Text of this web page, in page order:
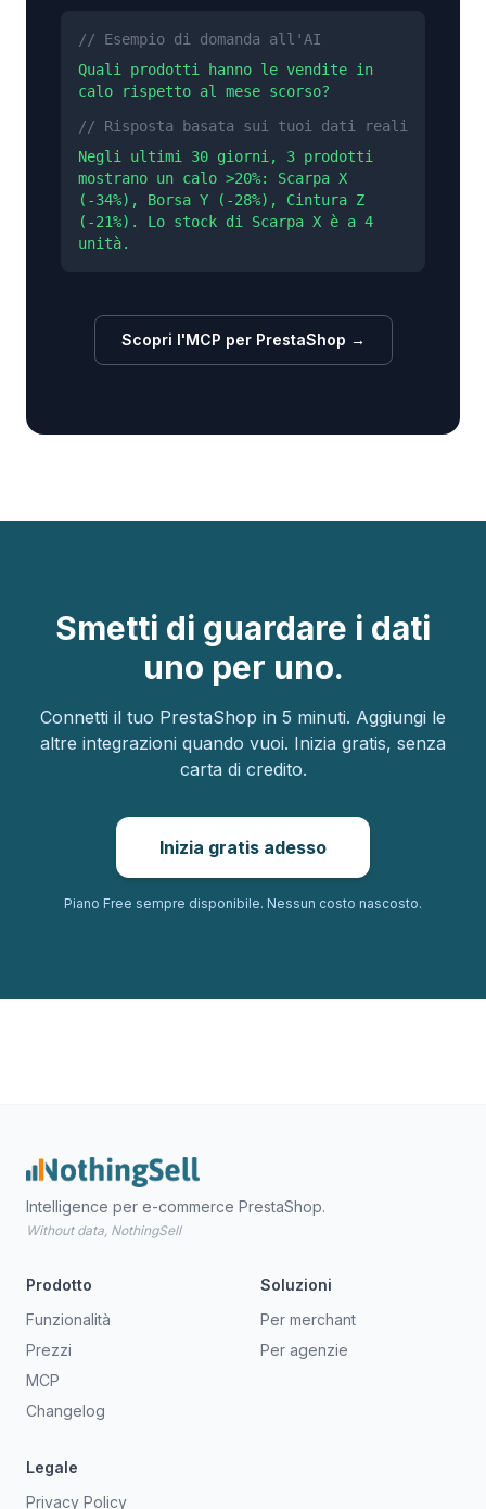
// Esempio di domanda all'AI
Quali prodotti hanno le vendite in
calo rispetto al mese scorso?
// Risposta basata sui tuoi dati reali
Negli ultimi 30 giorni, 3 prodotti
mostrano un calo >20%: Scarpa X
(-34%), Borsa Y (-28%), Cintura Z
(-21%). Lo stock di Scarpa X è a 4
unità.
Scopri l'MCP per PrestaShop →
Smetti di guardare i dati
uno per uno.
Connetti il tuo PrestaShop in 5 minuti. Aggiungi le
altre integrazioni quando vuoi. Inizia gratis, senza
carta di credito.
Inizia gratis adesso
Piano Free sempre disponibile. Nessun costo nascosto.
Intelligence per e-commerce PrestaShop.
Without data, NothingSell
Prodotto
Funzionalità
Prezzi
MCP
Changelog
Soluzioni
Per merchant
Per agenzie
Legale
Privacy Policy